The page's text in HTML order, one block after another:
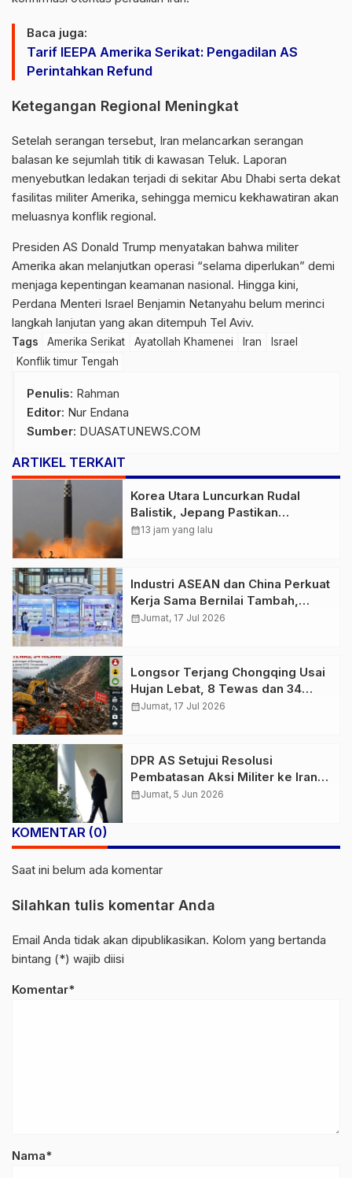
Baca juga:
Tarif IEEPA Amerika Serikat: Pengadilan AS
Perintahkan Refund
Ketegangan Regional Meningkat
Setelah serangan tersebut, Iran melancarkan serangan
balasan ke sejumlah titik di kawasan Teluk. Laporan
menyebutkan ledakan terjadi di sekitar Abu Dhabi serta dekat
fasilitas militer Amerika, sehingga memicu kekhawatiran akan
meluasnya konflik regional.
Presiden AS Donald Trump menyatakan bahwa militer
Amerika akan melanjutkan operasi “selama diperlukan” demi
menjaga kepentingan keamanan nasional. Hingga kini,
Perdana Menteri Israel Benjamin Netanyahu belum merinci
langkah lanjutan yang akan ditempuh Tel Aviv.
Tags Amerika Serikat Ayatollah Khamenei Iran
Israel
Konflik timur Tengah
Penulis: Rahman
Editor: Nur Endana
Sumber: DUASATUNEWS.COM
ARTIKEL TERKAIT
Korea Utara Luncurkan Rudal
Balistik, Jepang Pastikan
Wilayahnya Aman
calendar_month13 jam yang lalu
Industri ASEAN dan China Perkuat
Kerja Sama Bernilai Tambah,
Fokus AI hingga Energi Hijau
calendar_monthJumat, 17 Jul 2026
Longsor Terjang Chongqing Usai
Hujan Lebat, 8 Tewas dan 34
Orang Masih Hilang
calendar_monthJumat, 17 Jul 2026
DPR AS Setujui Resolusi
Pembatasan Aksi Militer ke Iran,
Tekanan Politik untuk Trump
calendar_monthJumat, 5 Jun 2026
KOMENTAR (0)
Saat ini belum ada komentar
Silahkan tulis komentar Anda
Email Anda tidak akan dipublikasikan. Kolom yang bertanda
bintang (*) wajib diisi
Komentar*
Nama*